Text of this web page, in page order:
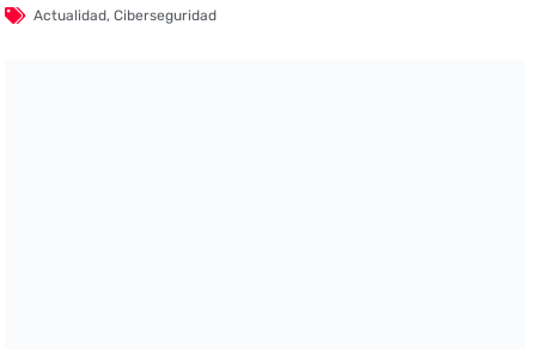
Actualidad,Ciberseguridad